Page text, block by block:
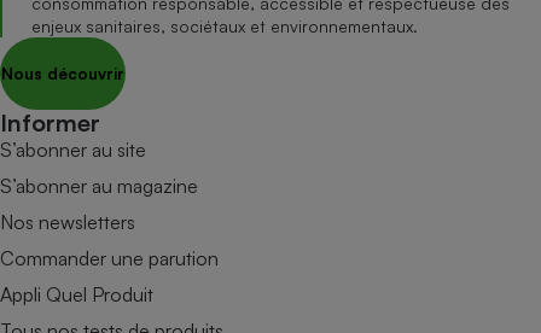
enjeux sanitaires, sociétaux et environnementaux.
Nous découvrir
Informer
S’abonner au site
S’abonner au magazine
Nos newsletters
Commander une parution
Appli Quel Produit